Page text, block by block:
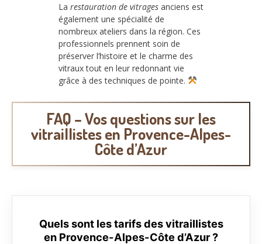
La restauration de vitrages anciens est
également une spécialité de
nombreux ateliers dans la région. Ces
professionnels prennent soin de
préserver l’histoire et le charme des
vitraux tout en leur redonnant vie
grâce à des techniques de pointe.
FAQ – Vos questions sur les
vitraillistes en Provence-Alpes-
Côte d’Azur
Quels sont les tarifs des vitraillistes
en Provence-Alpes-Côte d’Azur ?